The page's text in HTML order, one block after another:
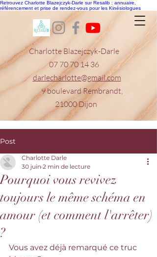
Retrouvez Charlotte Blazejczyk-Darle sur Resalib : annuaire,
référencement et prise de rendez-vous pour les Kinésiologues
Charlotte Blazejczyk-Darle
07 70 70 14 36
darlecharlotte@gmail.com
9 boulevard Rembrandt,
21000 Dijon
Post
Pourquoi vous revivez
toujours le même schéma en
amour (et comment l'arrêter)
?
Charlotte Darle
30 juin 2 min de lecture
Vous avez déjà remarqué ce truc